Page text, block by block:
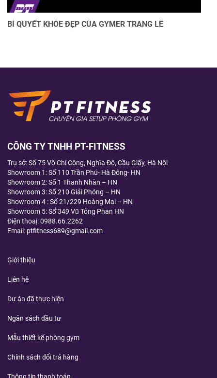
BÍ QUYẾT KHỎE ĐẸP CỦA GYMER TRANG LÊ
CÔNG TY TNHH PT-FITNESS
Trụ sở: Số 75 Võ Chí Công, Nghĩa Đô, Cầu Giấy, Hà Nội
Showroom 1: Số 110 Trần Phú- Hà Đông- HN
Showroom 2: Số 1 Thanh Nhàn – HN
Showroom 3: Số 210 Giải Phóng – HN
Showroom 4 : Số 21/229 Hoàng Mai – HN
Showroom 5: Số̂́ 349 Vũ Tông Phan HN
Điện thoaị:0988.66.2262
Email: ptfitness689@gmail.com
Giới thiệu
Liên hệ
Dự án đã thực hiện
Ngân sách đầu tư
Mẫu thiết kế phòng gym
Chính sách đổi trả hàng